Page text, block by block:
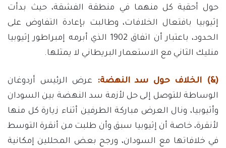
حول أحقية كل منهما في منطقة الفشقة، حيث بدأت
إثيوبيا بافتعال الخلافات، وطالبت بإعادة التفاوض على
الحدود، باعتبار أن اتفاق 1902 الذي أبرمه إمبراطور إثيوبيا
منليك الثاني مع الاستعمار البريطاني لا يمثلها.
(&) الخلاف حول سد النهضة:
عرض الرئيس أردوغان
الوساطة للتوصل إلى حل لأزمة سد النهضة بين السودان
وأثيوبيا، ونال العرض مباركة الطرفين أثناء زيارة كل منها
لأنقرة، خاصة أن إثيوبيا سبق وأن طلبت من أنقرة التوسط
في خلافاتها مع السودان، ورجح بعض المحللين إمكانية